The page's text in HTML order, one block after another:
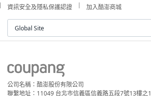
資訊安全及隱私保護認證
加入酷澎商城
Global Site
公司名稱：酷澎股份有限公司
聯繫地址：11049 台北市信義區信義路五段7號13樓之1